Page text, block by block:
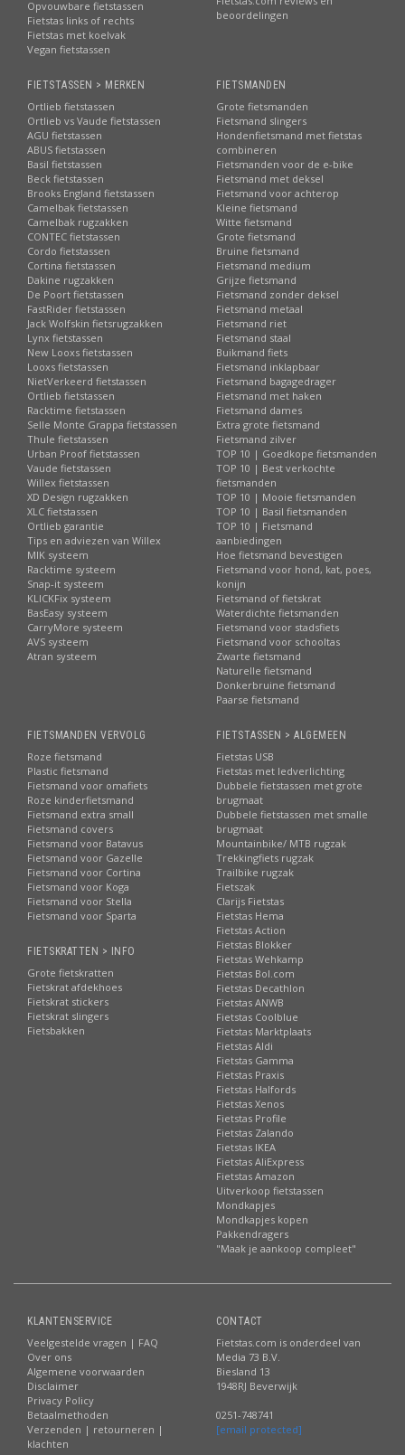
Opvouwbare fietstassen
Fietstas links of rechts
Fietstas met koelvak
Vegan fietstassen
beoordelingen
FIETSTASSEN > MERKEN
Ortlieb fietstassen
Ortlieb vs Vaude fietstassen
AGU fietstassen
ABUS fietstassen
Basil fietstassen
Beck fietstassen
Brooks England fietstassen
Camelbak fietstassen
Camelbak rugzakken
CONTEC fietstassen
Cordo fietstassen
Cortina fietstassen
Dakine rugzakken
De Poort fietstassen
FastRider fietstassen
Jack Wolfskin fietsrugzakken
Lynx fietstassen
New Looxs fietstassen
Looxs fietstassen
NietVerkeerd fietstassen
Ortlieb fietstassen
Racktime fietstassen
Selle Monte Grappa fietstassen
Thule fietstassen
Urban Proof fietstassen
Vaude fietstassen
Willex fietstassen
XD Design rugzakken
XLC fietstassen
Ortlieb garantie
Tips en adviezen van Willex
MIK systeem
Racktime systeem
Snap-it systeem
KLICKFix systeem
BasEasy systeem
CarryMore systeem
AVS systeem
Atran systeem
FIETSMANDEN
Grote fietsmanden
Fietsmand slingers
Hondenfietsmand met fietstas
combineren
Fietsmanden voor de e-bike
Fietsmand met deksel
Fietsmand voor achterop
Kleine fietsmand
Witte fietsmand
Grote fietsmand
Bruine fietsmand
Fietsmand medium
Grijze fietsmand
Fietsmand zonder deksel
Fietsmand metaal
Fietsmand riet
Fietsmand staal
Buikmand fiets
Fietsmand inklapbaar
Fietsmand bagagedrager
Fietsmand met haken
Fietsmand dames
Extra grote fietsmand
Fietsmand zilver
TOP 10 | Goedkope fietsmanden
TOP 10 | Best verkochte
fietsmanden
TOP 10 | Mooie fietsmanden
TOP 10 | Basil fietsmanden
TOP 10 | Fietsmand
aanbiedingen
Hoe fietsmand bevestigen
Fietsmand voor hond, kat, poes,
konijn
Fietsmand of fietskrat
Waterdichte fietsmanden
Fietsmand voor stadsfiets
Fietsmand voor schooltas
Zwarte fietsmand
Naturelle fietsmand
Donkerbruine fietsmand
Paarse fietsmand
FIETSMANDEN VERVOLG
Roze fietsmand
Plastic fietsmand
Fietsmand voor omafiets
Roze kinderfietsmand
Fietsmand extra small
Fietsmand covers
Fietsmand voor Batavus
Fietsmand voor Gazelle
Fietsmand voor Cortina
Fietsmand voor Koga
Fietsmand voor Stella
Fietsmand voor Sparta
FIETSKRATTEN > INFO
Grote fietskratten
Fietskrat afdekhoes
Fietskrat stickers
Fietskrat slingers
Fietsbakken
FIETSTASSEN > ALGEMEEN
Fietstas USB
Fietstas met ledverlichting
Dubbele fietstassen met grote
brugmaat
Dubbele fietstassen met smalle
brugmaat
Mountainbike/ MTB rugzak
Trekkingfiets rugzak
Trailbike rugzak
Fietszak
Clarijs Fietstas
Fietstas Hema
Fietstas Action
Fietstas Blokker
Fietstas Wehkamp
Fietstas Bol.com
Fietstas Decathlon
Fietstas ANWB
Fietstas Coolblue
Fietstas Marktplaats
Fietstas Aldi
Fietstas Gamma
Fietstas Praxis
Fietstas Halfords
Fietstas Xenos
Fietstas Profile
Fietstas Zalando
Fietstas IKEA
Fietstas AliExpress
Fietstas Amazon
Uitverkoop fietstassen
Mondkapjes
Mondkapjes kopen
Pakkendragers
"Maak je aankoop compleet"
KLANTENSERVICE
Veelgestelde vragen | FAQ
Over ons
Algemene voorwaarden
Disclaimer
Privacy Policy
Betaalmethoden
Verzenden | retourneren |
klachten
CONTACT
Fietstas.com is onderdeel van
Media 73 B.V.
Biesland 13
1948RJ Beverwijk
0251-748741
[email protected]